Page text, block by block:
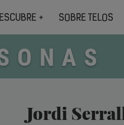
+ SOBRE TELOS
Jordi